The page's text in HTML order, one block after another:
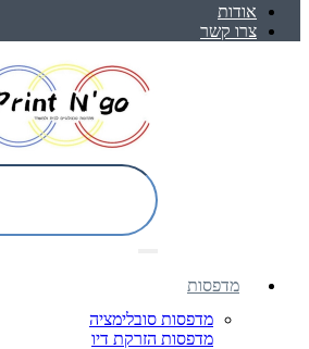
אודות
צרו קשר
מדפסות
מדפסות סובלימציה
מדפסות הזרקת דיו